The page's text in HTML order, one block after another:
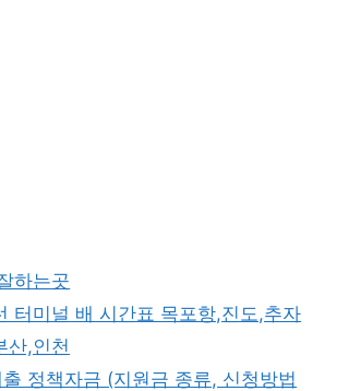
하는곳
터미널 배 시간표 목포항,진도,추자
산,인천
정책자금 (지원금 종류, 신청방법